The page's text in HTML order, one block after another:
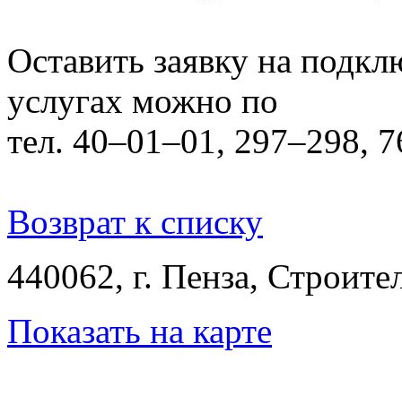
Оставить заявку на
услугах можно по
тел. 40–01–01, 297–298,
Возврат к списку
440062, г. Пенза,
Показать на карте